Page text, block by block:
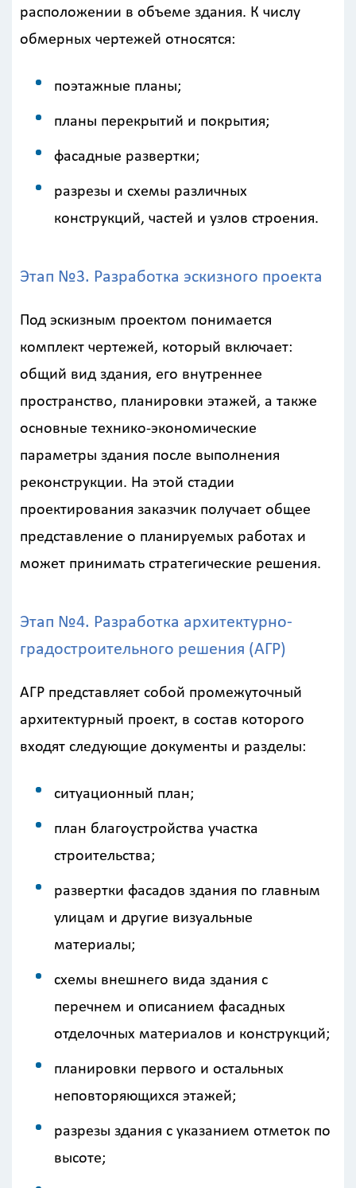
расположении в объеме здания. К числу
обмерных чертежей относятся:
поэтажные планы;
планы перекрытий и покрытия;
фасадные развертки;
разрезы и схемы различных
конструкций, частей и узлов строения.
Этап №3. Разработка эскизного проекта
Под эскизным проектом понимается
комплект чертежей, который включает:
общий вид здания, его внутреннее
пространство, планировки этажей, а также
основные технико-экономические
параметры здания после выполнения
реконструкции. На этой стадии
проектирования заказчик получает общее
представление о планируемых работах и
может принимать стратегические решения.
Этап №4. Разработка архитектурно-
градостроительного решения (АГР)
АГР представляет собой промежуточный
архитектурный проект, в состав которого
входят следующие документы и разделы:
ситуационный план;
план благоустройства участка
строительства;
развертки фасадов здания по главным
улицам и другие визуальные
материалы;
схемы внешнего вида здания с
перечнем и описанием фасадных
отделочных материалов и конструкций;
планировки первого и остальных
неповторяющихся этажей;
разрезы здания с указанием отметок по
высоте;